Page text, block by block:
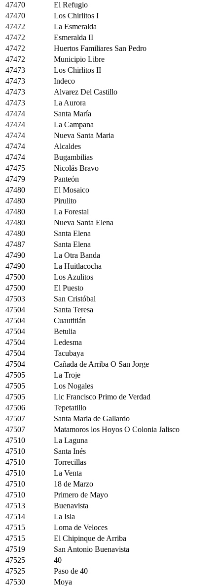
47470
El Refugio
47470
Los Chirlitos I
47472
La Esmeralda
47472
Esmeralda II
47472
Huertos Familiares San Pedro
47472
Municipio Libre
47473
Los Chirlitos II
47473
Indeco
47473
Alvarez Del Castillo
47473
La Aurora
47474
Santa María
47474
La Campana
47474
Nueva Santa Maria
47474
Alcaldes
47474
Bugambilias
47475
Nicolás Bravo
47479
Panteón
47480
El Mosaico
47480
Pirulito
47480
La Forestal
47480
Nueva Santa Elena
47480
Santa Elena
47487
Santa Elena
47490
La Otra Banda
47490
La Huitlacocha
47500
Los Azulitos
47500
El Puesto
47503
San Cristóbal
47504
Santa Teresa
47504
Cuautitlán
47504
Betulia
47504
Ledesma
47504
Tacubaya
47504
Cañada de Arriba O San Jorge
47505
La Troje
47505
Los Nogales
47505
Lic Francisco Primo de Verdad
47506
Tepetatillo
47507
Santa Maria de Gallardo
47507
Matamoros los Hoyos O Colonia Jalisco
47510
La Laguna
47510
Santa Inés
47510
Torrecillas
47510
La Venta
47510
18 de Marzo
47510
Primero de Mayo
47513
Buenavista
47514
La Isla
47515
Loma de Veloces
47515
El Chipinque de Arriba
47519
San Antonio Buenavista
47525
40
47525
Paso de 40
47530
Moya